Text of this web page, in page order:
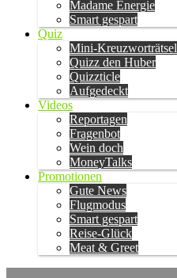
Madame Energie
Smart gespart
Quiz
Mini-Kreuzworträtsel
Quizz den Huber
Quizzticle
Aufgedeckt
Videos
Reportagen
Fragenbot
Wein doch
MoneyTalks
Promotionen
Gute News
Flugmodus
Smart gespart
Reise-Glück
Meat & Greet